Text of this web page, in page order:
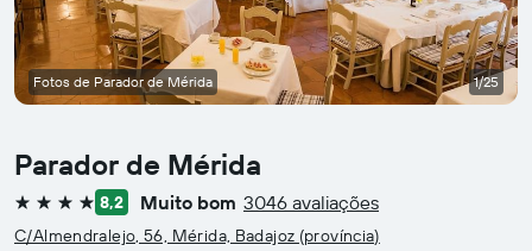
Parador de Mérida
4 estrelas 8,2 Muito bom 3046 avaliações
C/Almendralejo, 56, Mérida, Badajoz (província)
Fotos de Parador de Mérida 1/25